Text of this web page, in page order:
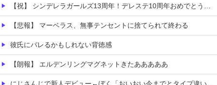
【祝】 シンデレラガールズ13周年！デレステ10周年おめでとう！ガチャ更新SSR八神マキノ・イベントSRイヴ、SR望月聖！
【悲報】 マーベラス、無事テンセントに捨てられて終わる
彼氏にバレるかもしれない背徳感
【朗報】 エルデンリングマグネットきたあああああ